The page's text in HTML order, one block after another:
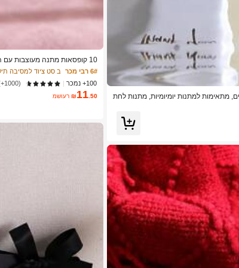
מתאימות למתנות יומיומיות, מתנות לחת
10 קופסאות מתנה מעוצבות
ריות, ערכות מתנה ומזכרות
6# רבי מכר
ב סט ציוד למסיבה
100+ נמכר
(1000+)
₪11.50 משוער